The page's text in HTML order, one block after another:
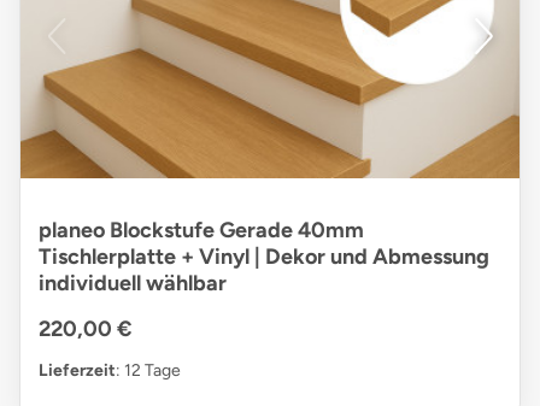
planeo Blockstufe Gerade 40mm
Tischlerplatte + Vinyl | Dekor und Abmessung
individuell wählbar
220,00 €
Lieferzeit: 12 Tage